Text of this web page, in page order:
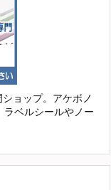
ョップ。アケボノ
ベルシールやノー